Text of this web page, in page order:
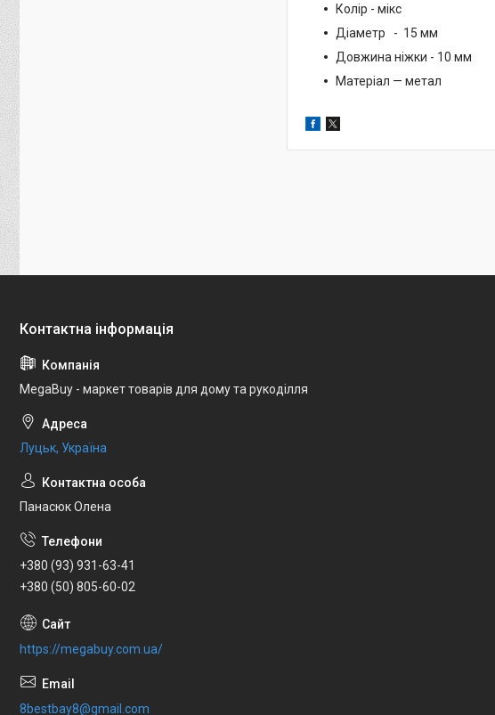
Колір - мікс
Діаметр - 15 мм
Довжина ніжки - 10 мм
Матеріал — метал
MegaBuy - маркет товарів для дому та рукоділля
Луцьк, Україна
Панасюк Олена
+380 (93) 931-63-41
+380 (50) 805-60-02
https://megabuy.com.ua/
8bestbay8@gmail.com